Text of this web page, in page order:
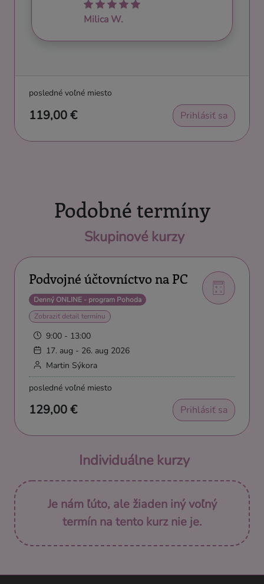
Milica W.
posledné voľné miesto
119,00 € Prihlásiť sa
Podobné termíny
Skupinové kurzy
Podvojné účtovníctvo na PC
Denný ONLINE - program Pohoda
Zobraziť detail termínu
9:00 - 13:00
17. aug - 26. aug 2026
Martin Sýkora
posledné voľné miesto
129,00 € Prihlásiť sa
Individuálne kurzy
Je nám ľúto, ale žiaden iný voľný
termín na tento kurz nie je.